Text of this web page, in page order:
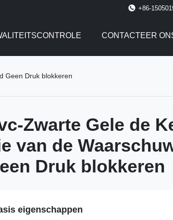
+86-
CONTACTEER
Geen Druk blokkeren
Zwarte Gele de
van de
Druk blokkeren
eigenschappen